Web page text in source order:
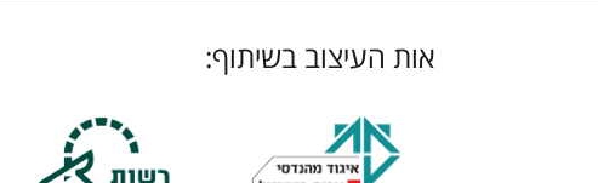
אות העיצוב בשיתוף: